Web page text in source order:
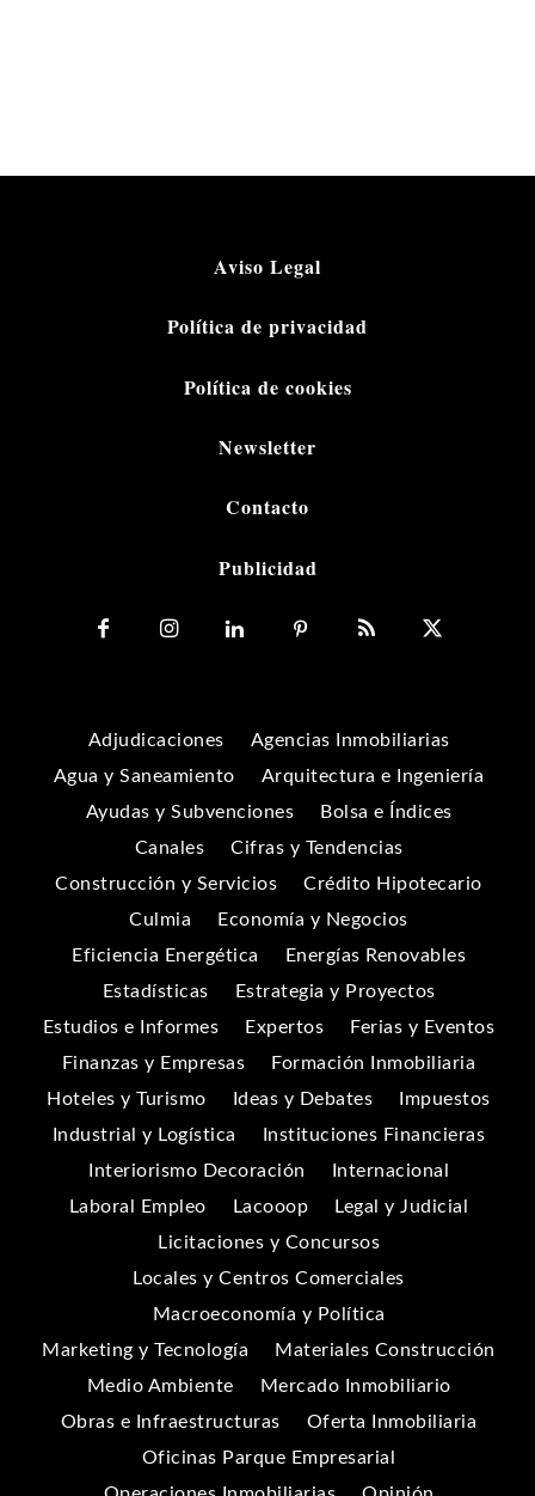
Aviso Legal
Política de privacidad
Política de cookies
Newsletter
Contacto
Publicidad
Adjudicaciones
Agencias Inmobiliarias
Agua y Saneamiento
Arquitectura e Ingeniería
Ayudas y Subvenciones
Bolsa e Índices
Canales
Cifras y Tendencias
Construcción y Servicios
Crédito Hipotecario
Culmia
Economía y Negocios
Eficiencia Energética
Energías Renovables
Estadísticas
Estrategia y Proyectos
Estudios e Informes
Expertos
Ferias y Eventos
Finanzas y Empresas
Formación Inmobiliaria
Hoteles y Turismo
Ideas y Debates
Impuestos
Industrial y Logística
Instituciones Financieras
Interiorismo Decoración
Internacional
Laboral Empleo
Lacooop
Legal y Judicial
Licitaciones y Concursos
Locales y Centros Comerciales
Macroeconomía y Política
Marketing y Tecnología
Materiales Construcción
Medio Ambiente
Mercado Inmobiliario
Obras e Infraestructuras
Oferta Inmobiliaria
Oficinas Parque Empresarial